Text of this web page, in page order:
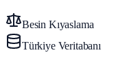
Besin Kıyaslama
Türkiye Veritabanı